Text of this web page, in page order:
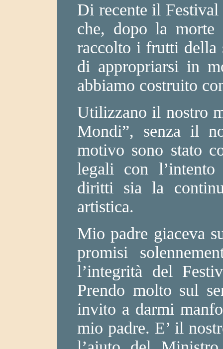
Di recente il
che, dopo la
raccolto i frutti della
di appropriarsi in
abbiamo costruito
Utilizzano il nostro
Mondi”, senza il
motivo sono stato
legali con
diritti sia la
artistica.
Mio padre giaceva
promisi
l’integrità del
Prendo molto sul
invito a darmi
mio padre. E’ il